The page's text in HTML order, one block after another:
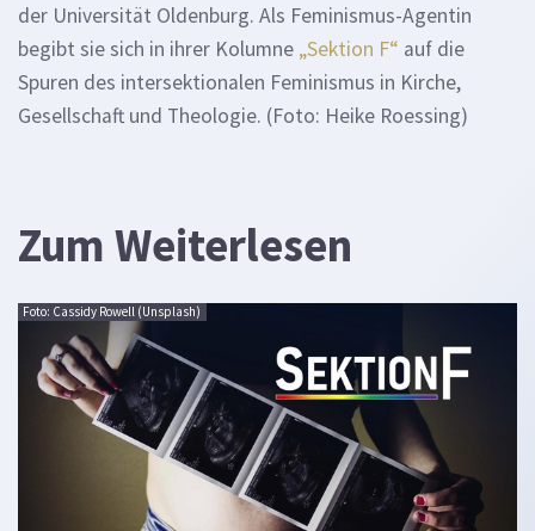
der Universität Oldenburg. Als Feminismus-Agentin
begibt sie sich in ihrer Kolumne „Sektion F“ auf die
Spuren des intersektionalen Feminismus in Kirche,
Gesellschaft und Theologie. (Foto: Heike Roessing)
Zum Weiterlesen
Foto: Cassidy Rowell (Unsplash)